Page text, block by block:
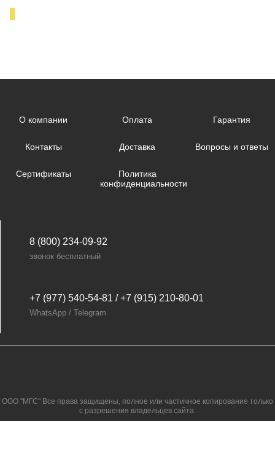
О компании Оплата Гарантия
Контакты Доставка Вопросы и ответы
Сертификаты
Политика
конфиденциальности
8 (800) 234-09-92
звонок бесплатный
+7 (977) 540-54-81 / +7 (915) 210-80-01
WhatsApp / Telegram
ООО "МГС" Все права защищены, полное или частичное копирование только
с разрешения владельцев сайта.